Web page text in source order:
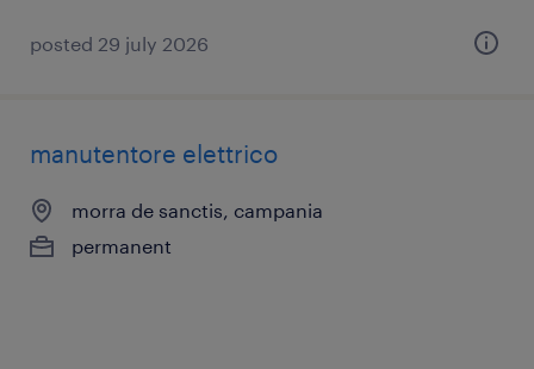
posted 29 july 2026
manutentore elettrico
morra de sanctis, campania
permanent